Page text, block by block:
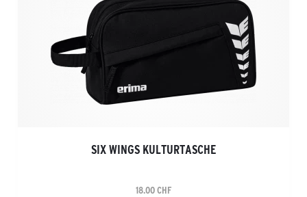
SIX WINGS KULTURTASCHE
18.00 CHF